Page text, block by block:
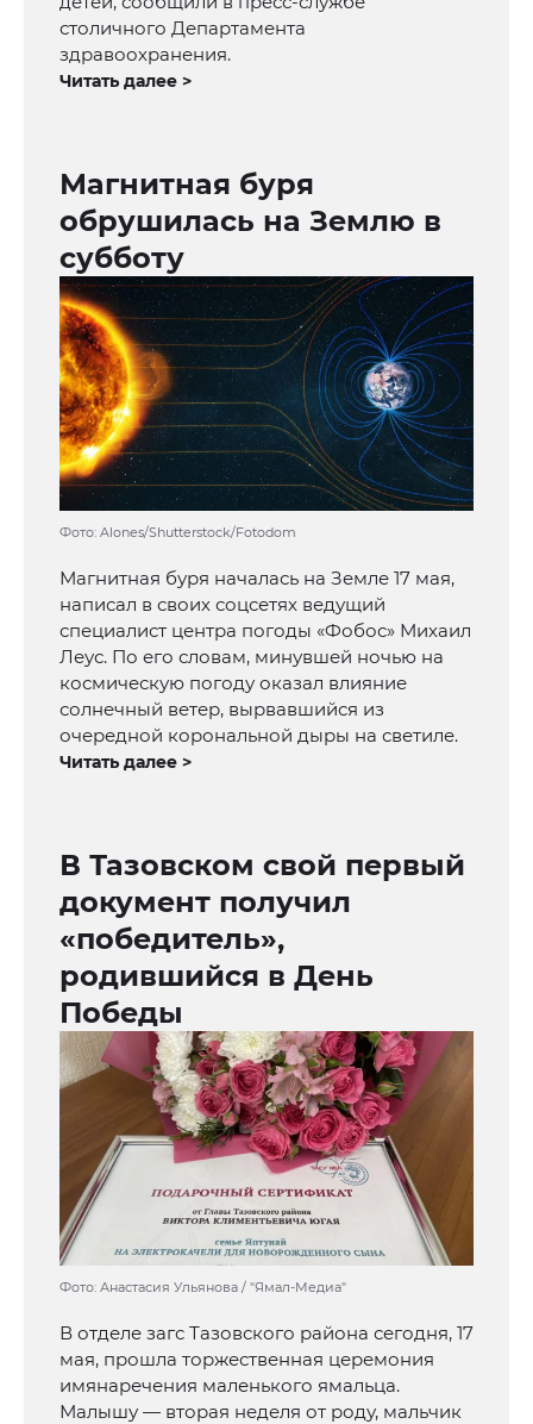
столичного Департамента
здравоохранения.
Читать далее >
Магнитная буря
обрушилась на Землю в
субботу
Фото: Alones/Shutterstock/Fotodom
Магнитная буря началась на Земле 17 мая,
написал в своих соцсетях ведущий
специалист центра погоды «Фобос» Михаил
Леус. По его словам, минувшей ночью на
космическую погоду оказал влияние
солнечный ветер, вырвавшийся из
очередной корональной дыры на светиле.
Читать далее >
В Тазовском свой первый
документ получил
«победитель»,
родившийся в День
Победы
Фото: Анастасия Ульянова / "Ямал-Медиа"
В отделе загс Тазовского района сегодня, 17
мая, прошла торжественная церемония
имянаречения маленького ямальца.
Малышу — вторая неделя от роду, мальчик